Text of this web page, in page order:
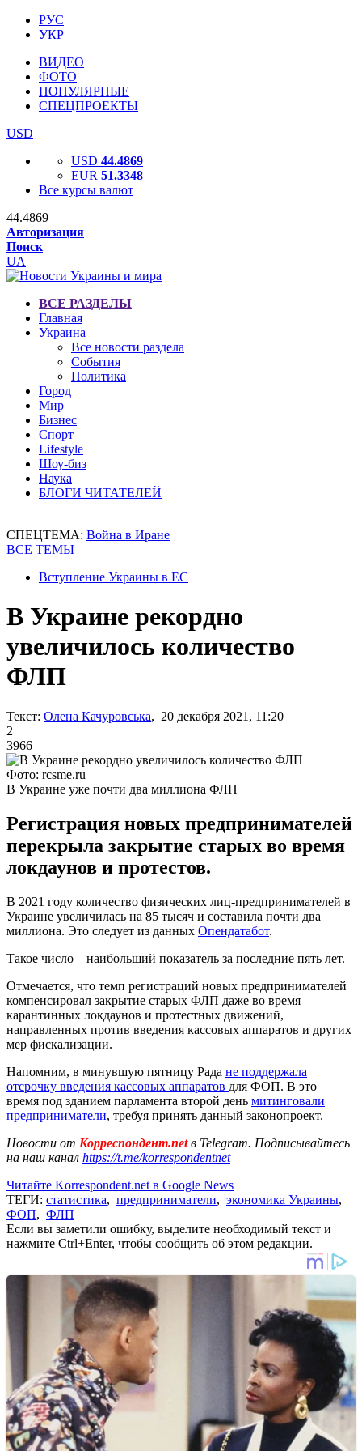
РУС
УКР
ВИДЕО
ФОТО
ПОПУЛЯРНЫЕ
СПЕЦПРОЕКТЫ
USD
USD 44.4869
EUR 51.3348
Все курсы валют
44.4869
Авторизация
Поиск
UA
ВСЕ РАЗДЕЛЫ
Главная
Украина
Все новости раздела
События
Политика
Город
Мир
Бизнес
Спорт
Lifestyle
Шоу-биз
Наука
БЛОГИ ЧИТАТЕЛЕЙ
СПЕЦТЕМА: Война в Иране
ВСЕ ТЕМЫ
Вступление Украины в ЕС
В Украине рекордно
увеличилось количество
ФЛП
Текст: Олена Качуровська, 20 декабря 2021, 11:20
2
3966
Фото: rcsme.ru
В Украине уже почти два миллиона ФЛП
Регистрация новых предпринимателей
перекрыла закрытие старых во время
локдаунов и протестов.
В 2021 году количество физических лиц-предпринимателей в
Украине увеличилась на 85 тысяч и составила почти два
миллиона. Это следует из данных Опендатабот.
Такое число – наибольший показатель за последние пять лет.
Отмечается, что темп регистраций новых предпринимателей
компенсировал закрытие старых ФЛП даже во время
карантинных локдаунов и протестных движений,
направленных против введения кассовых аппаратов и других
мер фискализации.
Напомним, в минувшую пятницу Рада не поддержала
отсрочку введения кассовых аппаратов для ФОП. В это
время под зданием парламента второй день митинговали
предприниматели, требуя принять данный законопроект.
Новости от Корреспондент.netв Telegram. Подписывайтесь
на наш канал https://t.me/korrespondentnet
Читайте Korrespondent.net в Google News
ТЕГИ: статистика, предприниматели, экономика Украины,
ФОП, ФЛП
Если вы заметили ошибку, выделите необходимый текст и
нажмите Ctrl+Enter, чтобы сообщить об этом редакции.